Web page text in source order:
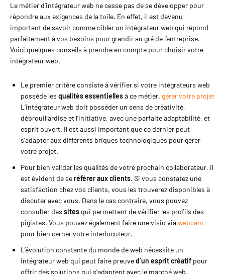
Le métier d’intégrateur web ne cesse pas de se développer pour
répondre aux exigences de la toile. En effet, il est devenu
important de savoir comme cibler un intégrateur web qui répond
parfaitement à vos besoins pour grandir au gré de l’entreprise.
Voici quelques conseils à prendre en compte pour choisir votre
intégrateur web.
Le premier critère consiste à vérifier si votre intégrateurs web
possède les qualités essentiellesà ce métier. gérer votre projet
L’intégrateur web doit posséder un sens de créativité,
débrouillardise et l’initiative, avec une parfaite adaptabilité, et
esprit ouvert. Il est aussi important que ce dernier peut
s’adapter aux différents briques technologiques pour gérer
votre projet.
Pour bien valider les qualités de votre prochain collaborateur, il
est évident de seréférer aux clients. Si vous constatez une
satisfaction chez vos clients, vous les trouverez disponibles à
discuter avec vous. Dans le cas contraire, vous pouvez
consulter des sites qui permettent de vérifier les profils des
pigistes. Vous pouvez également faire une visio viawebcam
pour bien cerner votre interlocuteur.
L’évolution constante du monde de web nécessite un
intégrateur web qui peut faire preuved’un esprit créatif pour
offrir des solutions qui s’adaptent avec le marché web.